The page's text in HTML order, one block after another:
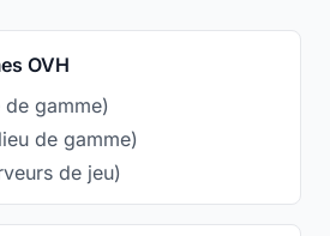
OVH
gamme)
de gamme)
de jeu)